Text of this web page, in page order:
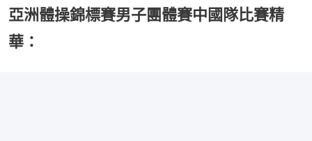
亞洲體操錦標賽男子團體賽中國隊比賽精
華：